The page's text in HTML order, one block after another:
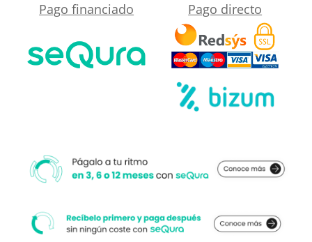
frontal
Pago financiado Pago directo